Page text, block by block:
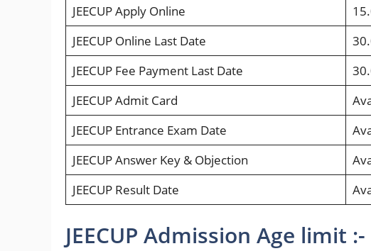
JEECUP Apply Online
JEECUP Online Last Date
JEECUP Fee Payment Last Date
JEECUP Admit Card
JEECUP Entrance Exam Date
JEECUP Answer Key & Objection
JEECUP Result Date
JEECUP Admission Age limit :-